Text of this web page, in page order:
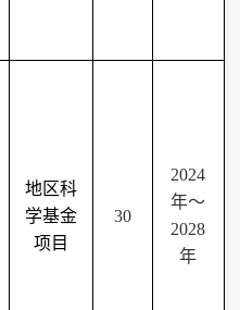
地区科
学基金
项目
30
2024
年～
2028
年